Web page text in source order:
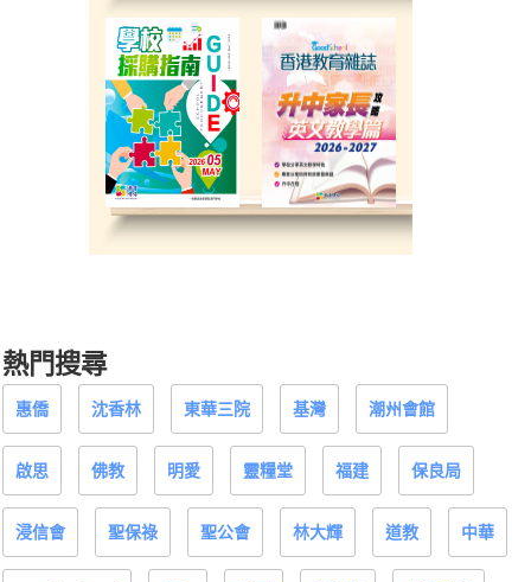
熱門搜尋
惠僑 沈香林 東華三院 基灣 潮州會館
啟思 佛教 明愛 靈糧堂 福建 保良局
浸信會 聖保祿 聖公會 林大輝 道教 中華